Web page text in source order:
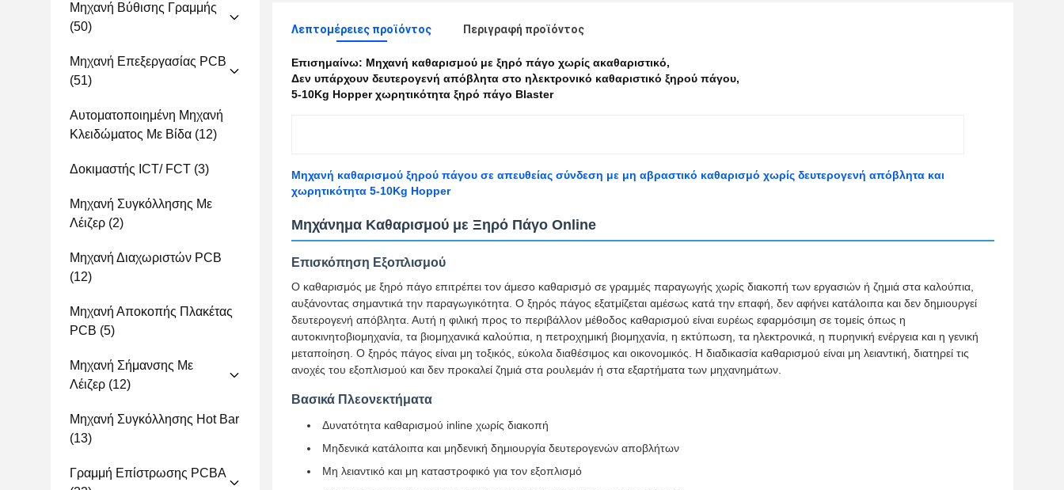
Μηχανή Βύθισης Γραμμής
(50)
Μηχανή Επεξεργασίας PCB
(51)
Αυτοματοποιημένη Μηχανή
Κλειδώματος Με Βίδα (12)
Δοκιμαστής ICT/ FCT (3)
Μηχανή Συγκόλλησης Με
Λέιζερ (2)
Μηχανή Διαχωριστών PCB
(12)
Μηχανή Αποκοπής Πλακέτας
PCB (5)
Μηχανή Σήμανσης Με
Λέιζερ (12)
Μηχανή Συγκόλλησης Hot Bar
(13)
Γραμμή Επίστρωσης PCBA
Λεπτομέρειες προϊόντος Περιγραφή προϊόντος
Επισημαίνω: Μηχανή καθαρισμού με ξηρό πάγο χωρίς ακαθαριστικό,
Δεν υπάρχουν δευτερογενή απόβλητα στο ηλεκτρονικό καθαριστικό ξηρού πάγου,
5-10Kg Hopper χωρητικότητα ξηρό πάγο Blaster
Μηχανή καθαρισμού ξηρού πάγου σε απευθείας σύνδεση με μη αβραστικό καθαρισμό χωρίς δευτερογενή απόβλητα και
χωρητικότητα 5-10Kg Hopper
Μηχάνημα Καθαρισμού με Ξηρό Πάγο Online
Επισκόπηση Εξοπλισμού
Ο καθαρισμός με ξηρό πάγο επιτρέπει τον άμεσο καθαρισμό σε γραμμές παραγωγής χωρίς διακοπή των εργασιών ή ζημιά στα καλούπια,
αυξάνοντας σημαντικά την παραγωγικότητα. Ο ξηρός πάγος εξατμίζεται αμέσως κατά την επαφή, δεν αφήνει κατάλοιπα και δεν δημιουργεί
δευτερογενή απόβλητα. Αυτή η φιλική προς το περιβάλλον μέθοδος καθαρισμού είναι ευρέως εφαρμόσιμη σε τομείς όπως η
αυτοκινητοβιομηχανία, τα βιομηχανικά καλούπια, η πετροχημική βιομηχανία, η εκτύπωση, τα ηλεκτρονικά, η πυρηνική ενέργεια και η γενική
μεταποίηση. Ο ξηρός πάγος είναι μη τοξικός, εύκολα διαθέσιμος και οικονομικός. Η διαδικασία καθαρισμού είναι μη λειαντική, διατηρεί τις
ανοχές του εξοπλισμού και δεν προκαλεί ζημιά στα ρουλεμάν ή στα εξαρτήματα των μηχανημάτων.
Βασικά Πλεονεκτήματα
Δυνατότητα καθαρισμού inline χωρίς διακοπή
Μηδενικά κατάλοιπα και μηδενική δημιουργία δευτερογενών αποβλήτων
Μη λειαντικό και μη καταστροφικό για τον εξοπλισμό